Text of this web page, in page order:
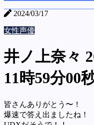
2024/03/17
女性声優
井ノ上奈々
11時59分00
皆さんありがとう〜！
爆速で答え出ましたね！